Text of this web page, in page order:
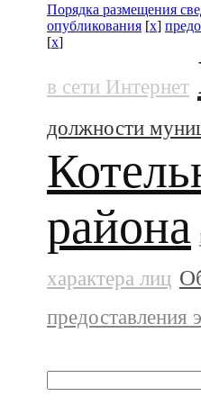
Порядка размещения
опубликования [x]
[x]
в сети Интернет
должности
района
характера лиц
предоставления